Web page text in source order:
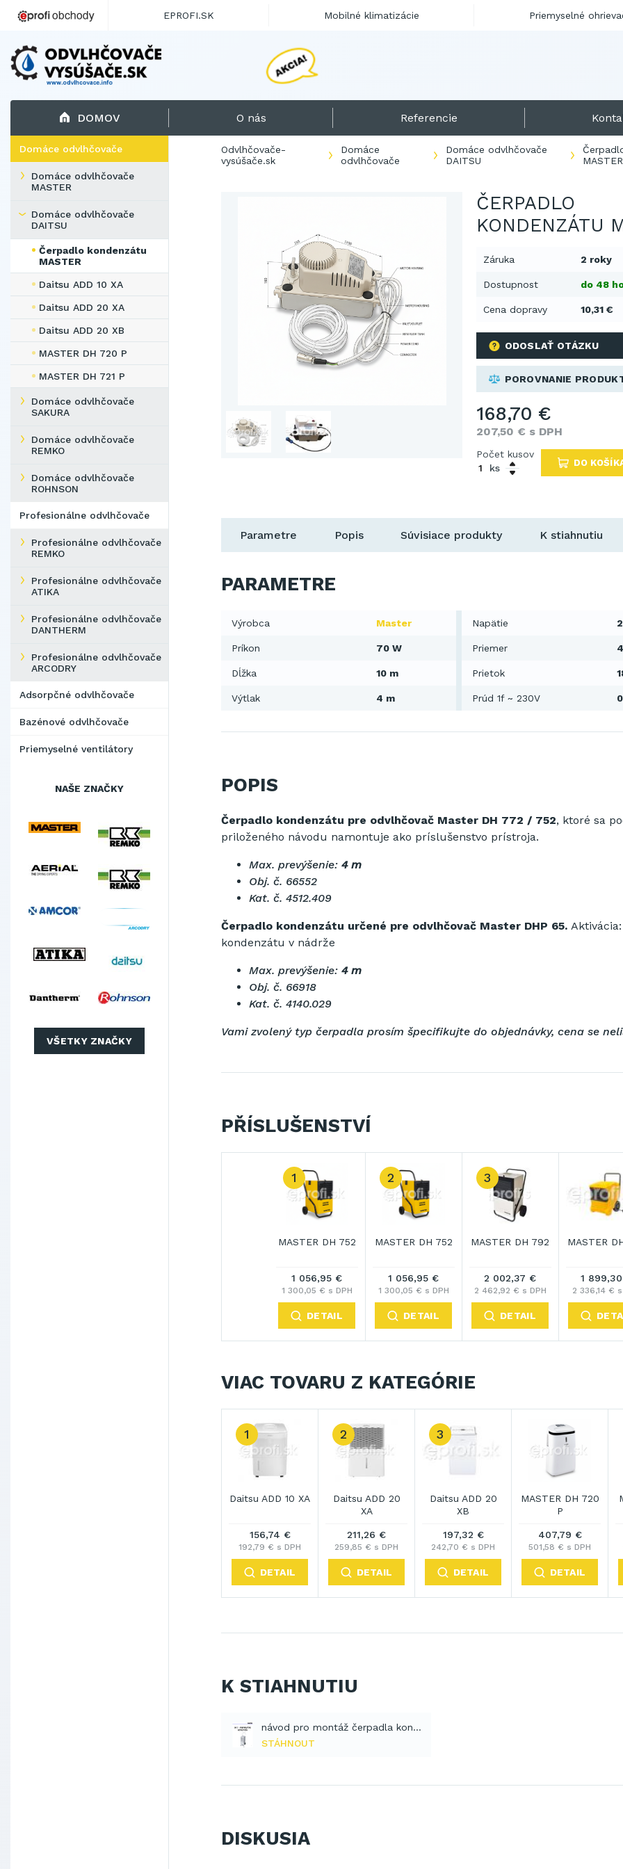
DOMOV O nás Referencie
Domáce odvlhčovače
Domáce odvlhčovače
MASTER
Domáce odvlhčovače
DAITSU
Čerpadlo kondenzátu
MASTER
Daitsu ADD 10 XA
Daitsu ADD 20 XA
Daitsu ADD 20 XB
MASTER DH 720 P
MASTER DH 721 P
Domáce odvlhčovače
SAKURA
Domáce odvlhčovače
REMKO
Domáce odvlhčovače
ROHNSON
Profesionálne odvlhčovače
Profesionálne odvlhčovače
REMKO
Profesionálne odvlhčovače
ATIKA
Profesionálne odvlhčovače
DANTHERM
Profesionálne odvlhčovače
ARCODRY
Adsorpčné odvlhčovače
Bazénové odvlhčovače
Priemyselné ventilátory
NAŠE ZNAČKY
VŠETKY ZNAČKY
Odvlhčovače-
vysúšače.sk
Domáce
odvlhčovače
Domáce odvlhčovače
DAITSU
MASTER
ČERPADLO
KONDENZÁTU
Záruka 2 roky
Dostupnost do 48
Cena dopravy 10,31 €
ODOSLAŤ OTÁZKU
POROVNANIE
168,70 €
207,50 € s DPH
Počet kusov
ks
DO
Parametre Popis Súvisiace produkty K stiahnutiu
PARAMETRE
Výrobca Master Napätie
Príkon 70 W Priemer
Dĺžka 10 m Prietok
Výtlak 4 m Prúd 1f ~ 230V
POPIS
Čerpadlo kondenzátu pre odvlhčovač Master DH 772 / 752, ktoré sa
priloženého návodu namontuje ako príslušenstvo prístroja.
Max. prevýšenie: 4 m
Obj. č. 66552
Kat. č. 4512.409
Čerpadlo kondenzátu určené pre odvlhčovač Master DHP 65.
kondenzátu v nádrže
Max. prevýšenie: 4 m
Obj. č. 66918
Kat. č. 4140.029
Vami zvolený typ čerpadla prosím špecifikujte do objednávky, cena se
PŘÍSLUŠENSTVÍ
1
MASTER DH 752
1 056,95 €
1 300,05 € s DPH
DETAIL
2
MASTER DH 752
1 056,95 €
1 300,05 € s DPH
DETAIL
3
MASTER DH 792
2 002,37 €
2 462,92 € s DPH
DETAIL
MASTER
1
2 336,14 € s
VIAC TOVARU Z KATEGÓRIE
1
Daitsu ADD 10 XA
156,74 €
192,79 € s DPH
DETAIL
2
Daitsu ADD 20
XA
211,26 €
259,85 € s DPH
DETAIL
3
Daitsu ADD 20
XB
197,32 €
242,70 € s DPH
DETAIL
MASTER DH 720
P
407,79 €
501,58 € s DPH
DETAIL
K STIAHNUTIU
návod pro montáž čerpadla kondenzátu k DH 751 (PDF)
STÁHNOUT
DISKUSIA
EPROFI.SK Mobilné klimatizácie Priemyselné